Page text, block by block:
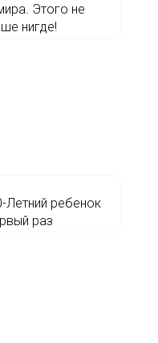
Этого не
нигде!
Летний ребенок
раз